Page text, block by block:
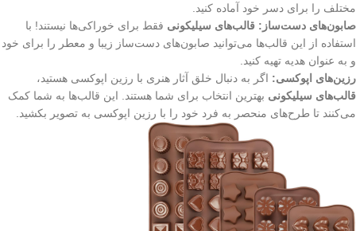
مختلف را برای دسر خود آماده کنید.
صابون‌های دست‌ساز: قالب‌های سیلیکونی فقط برای خوراکی‌ها نیستند! با
استفاده از این قالب‌ها می‌توانید صابون‌های دست‌ساز زیبا و معطر را برای خود
و به عنوان هدیه تهیه کنید.
رزین‌های اپوکسی: اگر به دنبال خلق آثار هنری با رزین اپوکسی هستید،
قالب‌های سیلیکونی بهترین انتخاب برای شما هستند. این قالب‌ها به شما کمک
می‌کنند تا طرح‌های منحصر به فرد خود را با رزین اپوکسی به تصویر بکشید.